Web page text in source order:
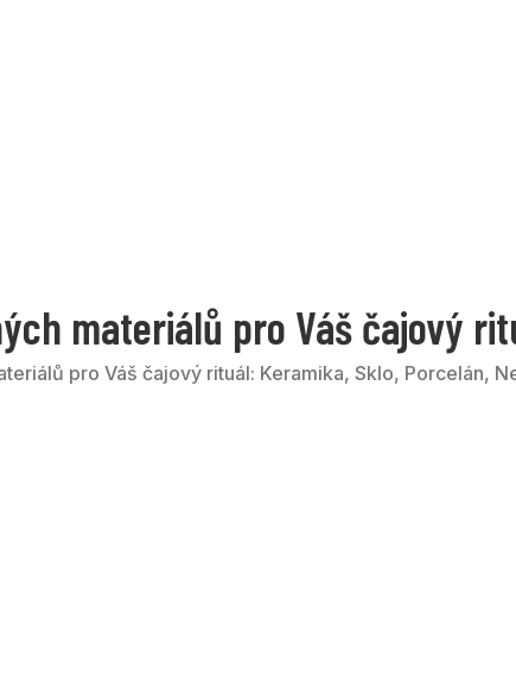
materiálů pro Váš čajový
pro Váš čajový rituál: Keramika, Sklo, Porcelán,